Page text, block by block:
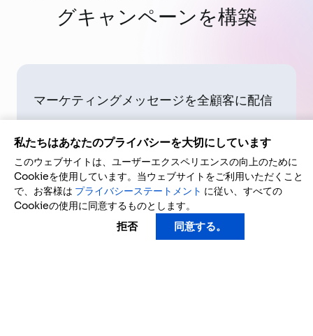
グキャンペーンを構築
ターゲットオーディエンスを理解
チャットボット・ボイスボットが顧客フィー
ドバックの収集を支援
複数のプラットフォームで顧客インサイトを
分析
私たちはあなたのプライバシーを大切にしています
このウェブサイトは、ユーザーエクスペリエンスの向上のために
Cookieを使用しています。当ウェブサイトをご利用いただくこと
で、お客様は プライバシーステートメント に従い、すべての
Cookieの使用に同意するものとします。
拒否 同意する。